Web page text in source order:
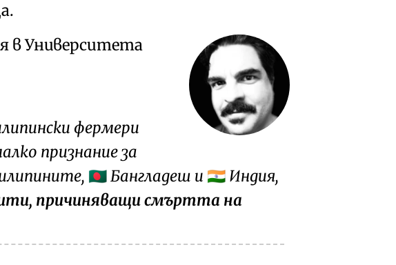
вУниверситета
фермери
признание за
, 🇧🇩 Бангладеш и 🇮🇳 Индия,
, причиняващи смъртта на